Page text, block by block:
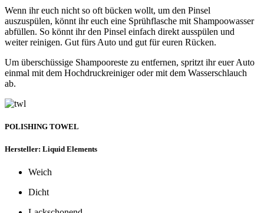
Wenn ihr euch nicht so oft bücken wollt, um den Pinsel
auszuspülen, könnt ihr euch eine Sprühflasche mit Shampoowasser
abfüllen. So könnt ihr den Pinsel einfach direkt ausspülen und
weiter reinigen. Gut fürs Auto und gut für euren Rücken.
Um überschüssige Shampooreste zu entfernen, spritzt ihr euer Auto
einmal mit dem Hochdruckreiniger oder mit dem Wasserschlauch
ab.
POLISHING TOWEL
Hersteller: Liquid Elements
Weich
Dicht